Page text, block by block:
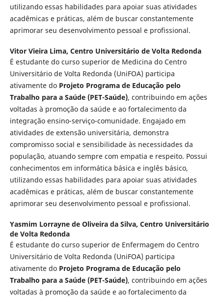
utilizando essas habilidades para apoiar suas atividades
acadêmicas e práticas, além de buscar constantemente
aprimorar seu desenvolvimento pessoal e profissional.
Vitor Vieira Lima, Centro Universitário de Volta Redonda
É estudante do curso superior de Medicina do Centro
Universitário de Volta Redonda (UniFOA) participa
ativamente do Projeto Programa de Educação pelo
Trabalho para a Saúde (PET-Saúde), contribuindo em ações
voltadas à promoção da saúde e ao fortalecimento da
integração ensino-serviço-comunidade. Engajado em
atividades de extensão universitária, demonstra
compromisso social e sensibilidade às necessidades da
população, atuando sempre com empatia e respeito. Possui
conhecimentos em informática básica e inglês básico,
utilizando essas habilidades para apoiar suas atividades
acadêmicas e práticas, além de buscar constantemente
aprimorar seu desenvolvimento pessoal e profissional.
Yasmim Lorrayne de Oliveira da Silva, Centro Universitário
de Volta Redonda
É estudante do curso superior de Enfermagem do Centro
Universitário de Volta Redonda (UniFOA) participa
ativamente do Projeto Programa de Educação pelo
Trabalho para a Saúde (PET-Saúde), contribuindo em ações
voltadas à promoção da saúde e ao fortalecimento da